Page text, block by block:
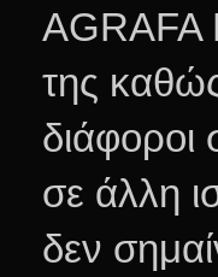
AGRAFA
της
σε άλλη
δεν